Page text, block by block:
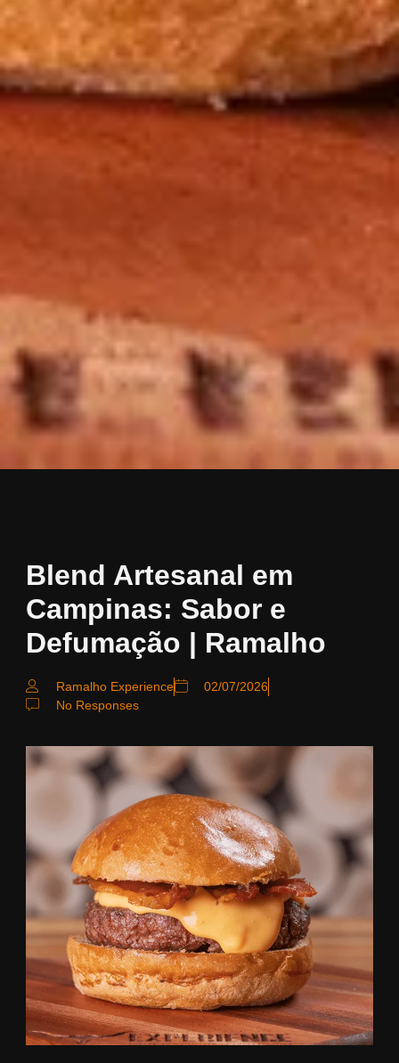
Blend Artesanal em
Campinas: Sabor e
Defumação | Ramalho
Ramalho Experience
02/07/2026
No Responses